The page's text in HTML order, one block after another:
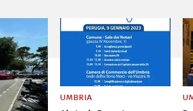
UMBRIA